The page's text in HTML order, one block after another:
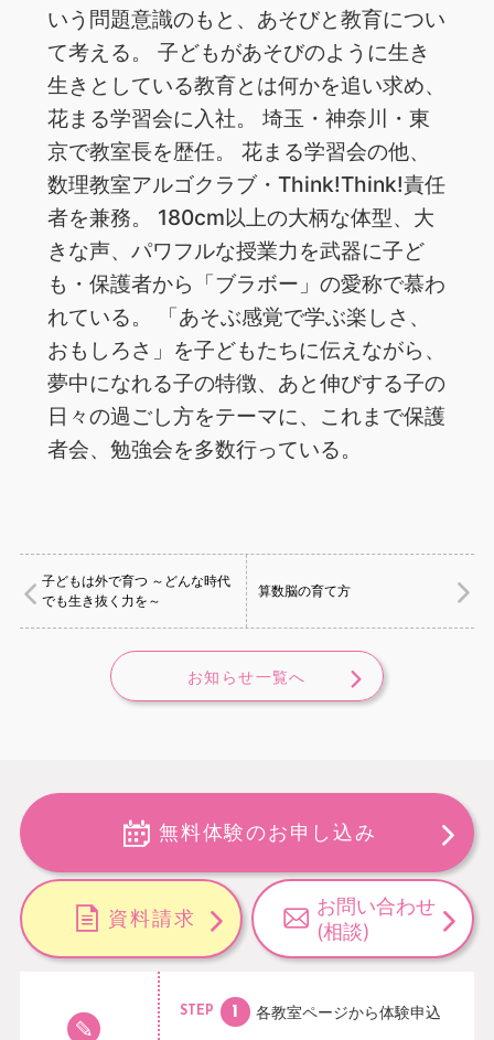
いう問題意識のもと、あそびと教育につい
て考える。 子どもがあそびのように生き
生きとしている教育とは何かを追い求め、
花まる学習会に入社。 埼玉・神奈川・東
京で教室長を歴任。 花まる学習会の他、
数理教室アルゴクラブ・Think!Think!責任
者を兼務。 180cm以上の大柄な体型、大
きな声、パワフルな授業力を武器に子ど
も・保護者から「ブラボー」の愛称で慕わ
れている。 「あそぶ感覚で学ぶ楽しさ、
おもしろさ」を子どもたちに伝えながら、
夢中になれる子の特徴、あと伸びする子の
日々の過ごし方をテーマに、これまで保護
者会、勉強会を多数行っている。
子どもは外で育つ ～どんな時代
でも生き抜く力を～
算数脳の育て方
お知らせ一覧へ
無料体験のお申し込み
資料請求
お問い合わせ
(相談)
STEP 各教室ページから体験申込